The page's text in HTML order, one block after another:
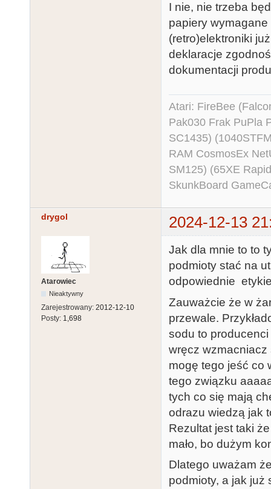
I nie, nie trzeba
papiery
(retro)elektroniki
deklaracje
dokumentacji
Atari: FireBee
Pak030 Frak PuPla
SC1435)
RAM CosmosEx
SM125) (65XE
SkunkBoard
drygol 2024-12-13
Atarowiec
Nieaktywny
Zarejestrowany: 2012-12-10
Posty: 1,698
Jak dla mnie to to
podmioty stać na
odpowiednie
Zauważcie że w
przewale.
sodu to
wręcz wzmacniacz
mogę tego jeść co
tego związku
tych co się mają
odrazu wiedzą jak
Rezultat jest taki
mało, bo dużym
Dlatego uważam
podmioty, a jak już